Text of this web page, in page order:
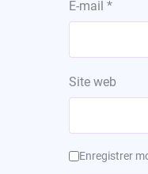
E-mail *
Site web
Enregistrer